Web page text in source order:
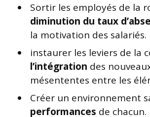
Sortir les employés de la
diminution du taux
la motivation des salariés.
instaurer les leviers de la
l’intégration des
mésententes entre les
Créer un environnement
performances de chacun.